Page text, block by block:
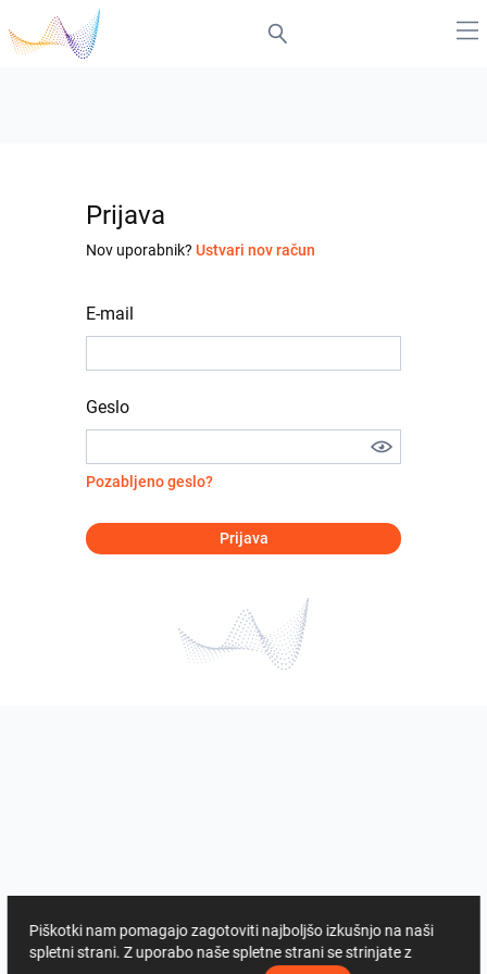
Prijava
Nov uporabnik? Ustvari nov račun
E-mail
Geslo
Pozabljeno geslo?
Prijava
Piškotki nam pomagajo zagotoviti najboljšo izkušnjo na naši
spletni strani. Z uporabo naše spletne strani se strinjate z